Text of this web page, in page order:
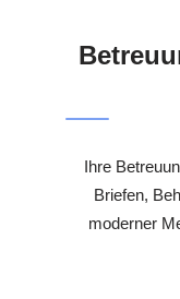
Ihre
Briefen,
moderner